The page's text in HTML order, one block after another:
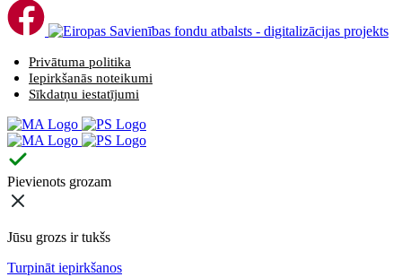
Privātuma politika
Iepirkšanās noteikumi
Sīkdatņu iestatījumi
Pievienots grozam
Jūsu grozs ir tukšs
Turpināt iepirkšanos